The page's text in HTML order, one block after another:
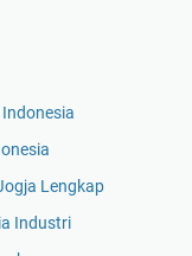
Lengkap
Industri